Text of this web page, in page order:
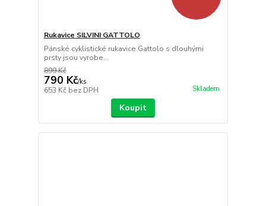
Rukavice SILVINI GATTOLO
Pánské cyklistické rukavice Gattolo s dlouhými
prsty jsou vyrobe...
899 Kč
790 Kč/ks
653 Kč bez DPH Skladem
Koupit